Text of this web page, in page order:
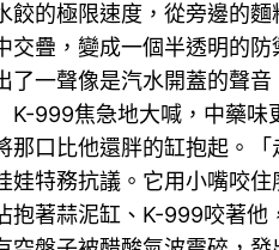
的極限速度，從旁邊的
疊，變成一個半透明的
一聲像是汽水開蓋的聲
999焦急地大喊，中藥
口比他還胖的缸抱起。
娃特務抗議。它用小嘴咬
著蒜泥缸、K-999咬著